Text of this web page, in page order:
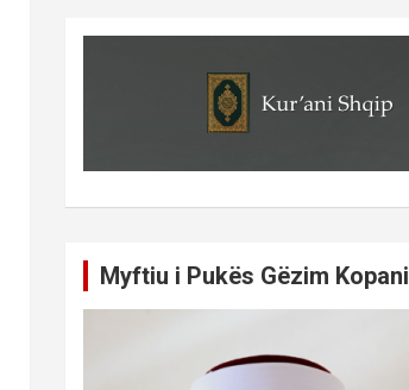
Myftiu i Pukës Gëzim Kopani